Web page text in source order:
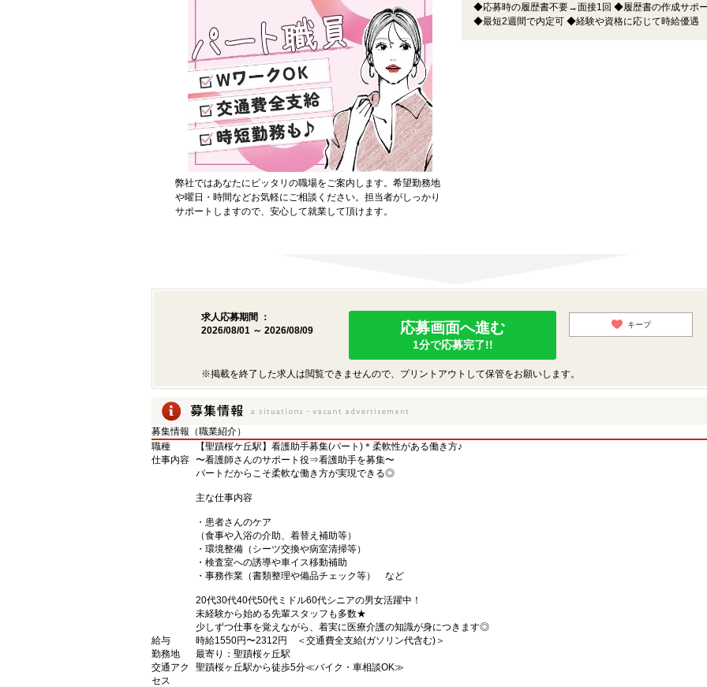
弊社ではあなたにピッタリの職場をご案内します。希望勤務地
や曜日・時間などお気軽にご相談ください。担当者がしっかり
サポートしますので、安心して就業して頂けます。
◆応募時の履歴書不要→面接1回 ◆履歴書の作成サポ
◆最短2週間で内定可 ◆経験や資格に応じて時給優遇
求人応募期間 ：
2026/08/01 ～ 2026/08/09
応募画面へ進む
1分で応募完了!!
キープ
※掲載を終了した求人は閲覧できませんので、プリントアウトして保管をお願いします。
募集情報（職業紹介）
職種
【聖蹟桜ケ丘駅】看護助手募集(パート)＊柔軟性がある働き方♪
仕事内容 〜看護師さんのサポート役⇒看護助手を募集〜
パートだからこそ柔軟な働き方が実現できる◎
主な仕事内容
・患者さんのケア
（食事や入浴の介助、着替え補助等）
・環境整備（シーツ交換や病室清掃等）
・検査室への誘導や車イス移動補助
・事務作業（書類整理や備品チェック等） など
20代30代40代50代ミドル60代シニアの男女活躍中！
未経験から始める先輩スタッフも多数★
少しずつ仕事を覚えながら、着実に医療介護の知識が身につきます◎
給与
時給1550円〜2312円 ＜交通費全支給(ガソリン代含む)＞
勤務地
最寄り：聖蹟桜ヶ丘駅
交通アク
セス
聖蹟桜ヶ丘駅から徒歩5分≪バイク・車相談OK≫